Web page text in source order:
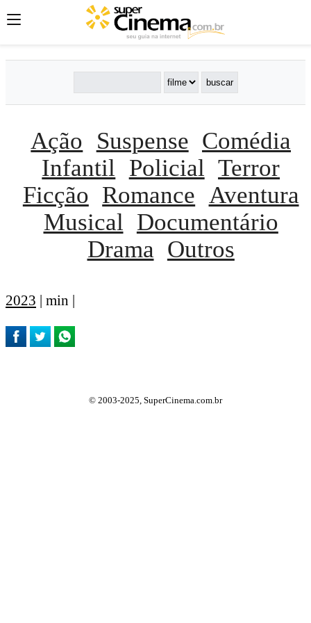
Ação Suspense Comédia
Infantil
Policial Terror
Ficção Romance Aventura
Musical
Documentário
Drama Outros
2023 | min |
© 2003-2025, SuperCinema.com.br